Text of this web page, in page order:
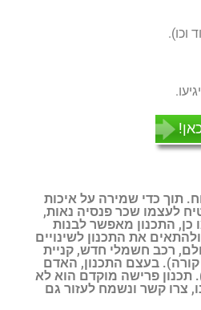
תוך כדי שמירה על איכות
לעצמו שכר פנסיה נאות,
כן, התכנון מאפשר לבנות
את התכנון לשינויים
רכב חשמלי חדש, קניית
קורה). בעצם התכנון, האדם
תכנון פרישה מוקדם הוא לא
צרו קשר ונשמח לעזור גם